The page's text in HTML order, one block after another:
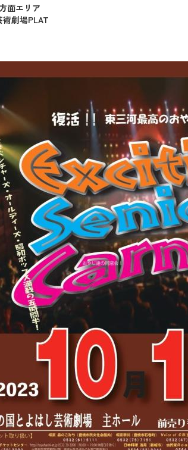
面エリア
劇場PLAT